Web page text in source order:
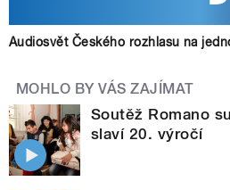
Audiosvět Českého rozhlasu na
MOHLO BY VÁS ZAJÍMAT
Soutěž Romano
slaví 20. výročí